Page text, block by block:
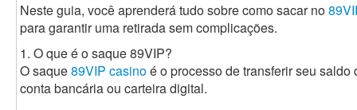
Neste guia, você aprenderá tudo sobre como sacar no
para garantir uma retirada sem complicações.
1. O que é o saque 89VIP?
O saque89VIP casinoé o processo de transferir seu
conta bancária ou carteira digital.